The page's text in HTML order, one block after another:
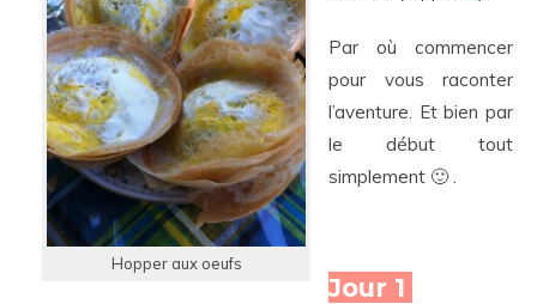
Hopper aux oeufs
Par où commencer
pour vous raconter
l’aventure. Et bien par
le début tout
simplement 🙂 .
Jour 1